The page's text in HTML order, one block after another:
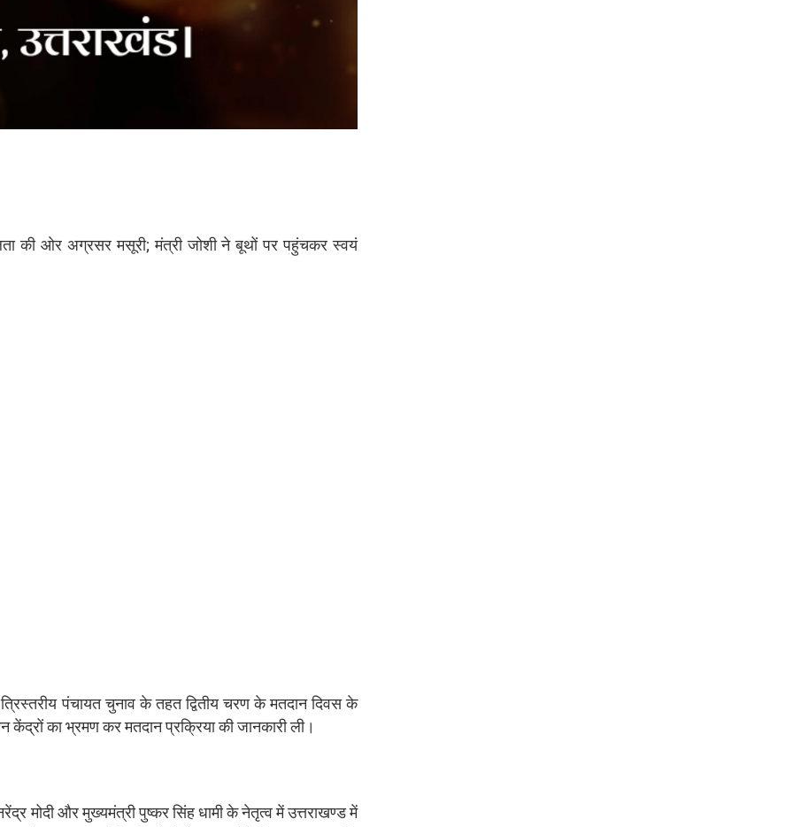
की ओर अग्रसर मसूरी; मंत्री जोशी ने बूथों पर पहुंचकर स्वयं
पंचायत चुनाव के तहत द्वितीय चरण के मतदान दिवस के
केंद्रों का भ्रमण कर मतदान प्रक्रिया की जानकारी ली।
मोदी और मुख्यमंत्री पुष्कर सिंह धामी के नेतृत्व में उत्तराखण्ड में